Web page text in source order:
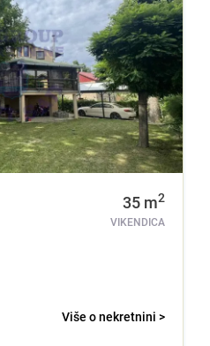
35 m2
VIKENDICA
Više o nekretnini >